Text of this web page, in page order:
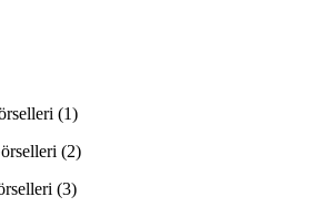
(1)
(2)
(3)